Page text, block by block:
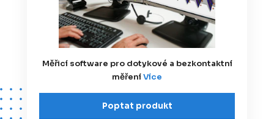
Měřicí software pro dotykové a bezkontaktní
měřeníVíce
Poptat produkt